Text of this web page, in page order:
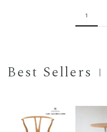
1
Best Sellers